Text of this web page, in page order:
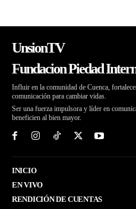
UnsionTV
Fundacion Piedad
Influir en la comunidad de Cuenca,
comunicación para cambiar vidas.
Ser una fuerza impulsora y líder en
beneficien al bien mayor.
INICIO
EN VIVO
RENDICIÓN DE CUENTAS